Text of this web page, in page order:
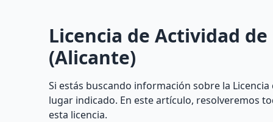
Licencia de Actividad
(Alicante)
Si estás buscando información sobre la
lugar indicado. En este artículo, resolveremos
esta licencia.